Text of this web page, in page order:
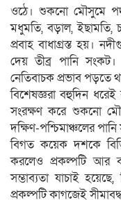
ওঠে। শুকনো মৌসুমে
মধুমতি, বড়াল, ইছামতি,
প্রবাহ বাধাগ্রস্ত হয়।
দেয় তীব্র পানি
নেতিবাচক প্রভাব পড়তে
বিশেষজ্ঞরা বহুদিন
সংরক্ষণ করে শুকনো
দক্ষিণ-পশ্চিমাঞ্চলের
বিগত কয়েক দশকে
করলেও প্রকল্পটি আর
সম্ভাব্যতা যাচাই
প্রকল্পটি কাগজেই